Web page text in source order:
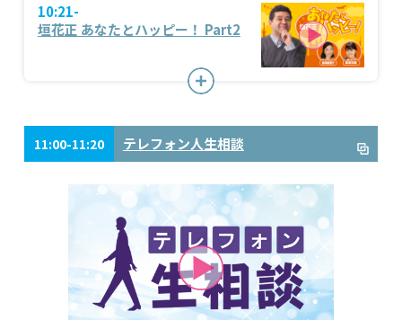
10:21-
垣花正 あなたとハッピー！ Part2
11:00-11:20 テレフォン人生相談